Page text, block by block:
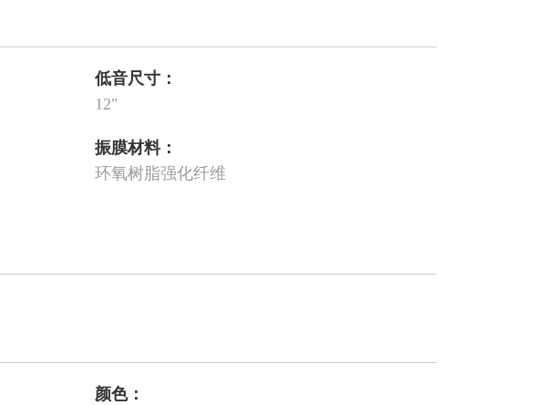
低音尺寸：
12"
振膜材料：
环氧树脂强化纤维
颜色：